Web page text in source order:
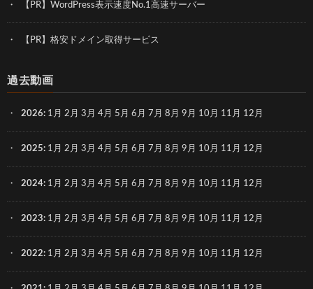
【PR】WordPress表示速度No.1高速サーバー
【PR】格安ドメイン取得サービス
過去動画
2026: 1月 2月 3月 4月 5月 6月 7月 8月 9月 10月 11月 12月
2025: 1月 2月 3月 4月 5月 6月 7月 8月 9月 10月 11月 12月
2024: 1月 2月 3月 4月 5月 6月 7月 8月 9月 10月 11月 12月
2023: 1月 2月 3月 4月 5月 6月 7月 8月 9月 10月 11月 12月
2022: 1月 2月 3月 4月 5月 6月 7月 8月 9月 10月 11月 12月